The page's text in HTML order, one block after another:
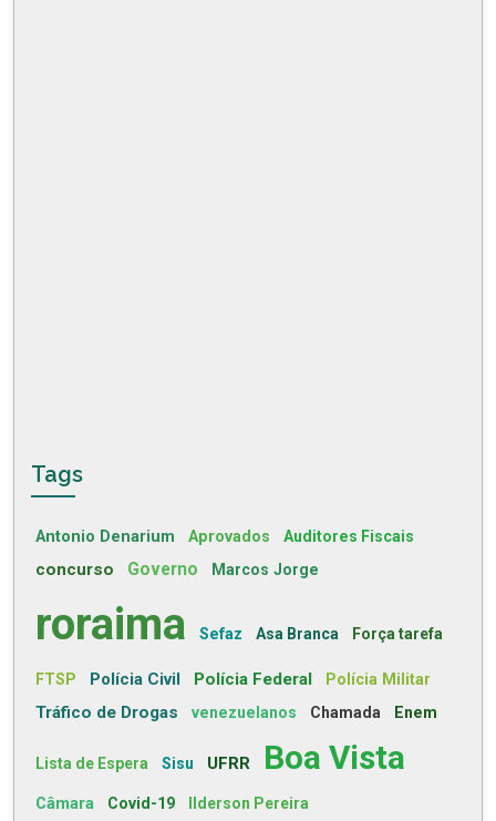
Tags
Antonio Denarium Aprovados Auditores Fiscais
concurso Governo Marcos Jorge
roraima Sefaz Asa Branca Força tarefa
FTSP Polícia Civil Polícia Federal Polícia Militar
Tráfico de Drogas venezuelanos Chamada Enem
Lista de Espera Sisu UFRR Boa Vista
Câmara Covid-19 Ilderson Pereira